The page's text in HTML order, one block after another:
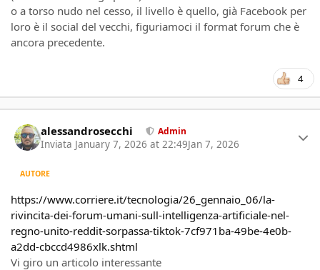
o a torso nudo nel cesso, il livello è quello, già Facebook per
loro è il social del vecchi, figuriamoci il format forum che è
ancora precedente.
4
alessandrosecchi Admin
Inviata January 7, 2026 at 22:49Jan 7, 2026
AUTORE
https://www.corriere.it/tecnologia/26_gennaio_06/la-
rivincita-dei-forum-umani-sull-intelligenza-artificiale-nel-
regno-unito-reddit-sorpassa-tiktok-7cf971ba-49be-4e0b-
a2dd-cbccd4986xlk.shtml
Vi giro un articolo interessante